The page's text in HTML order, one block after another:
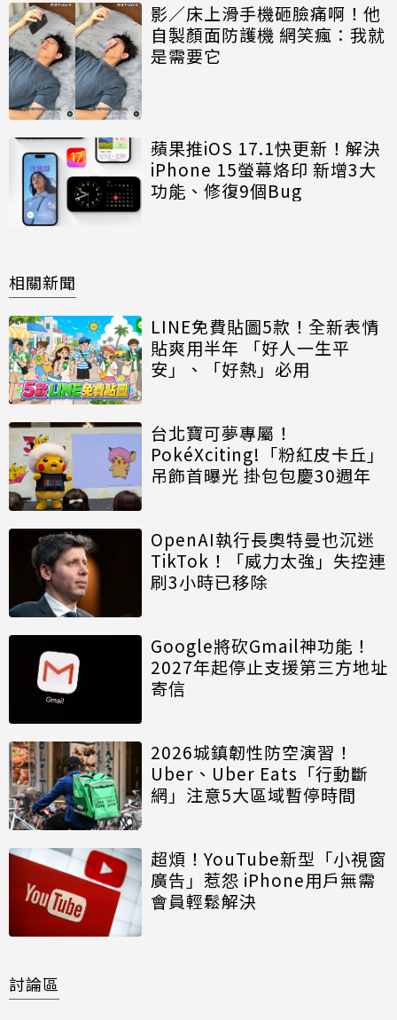
影／床上滑手機砸臉痛啊！他
自製顏面防護機 網笑瘋：我就
是需要它
蘋果推iOS 17.1快更新！解決
iPhone 15螢幕烙印 新增3大
功能、修復9個Bug
相關新聞
LINE免費貼圖5款！全新表情
貼爽用半年 「好人一生平
安」、「好熱」必用
台北寶可夢專屬！
PokéXciting!「粉紅皮卡丘」
吊飾首曝光 掛包包慶30週年
OpenAI執行長奧特曼也沉迷
TikTok！「威力太強」失控連
刷3小時已移除
Google將砍Gmail神功能！
2027年起停止支援第三方地址
寄信
2026城鎮韌性防空演習！
Uber、Uber Eats「行動斷
網」注意5大區域暫停時間
超煩！YouTube新型「小視窗
廣告」惹怨 iPhone用戶無需
會員輕鬆解決
討論區